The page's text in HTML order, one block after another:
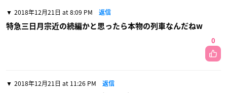
2018年12月21日 at 8:09 PM 返信
特急三日月宗近の続編かと思ったら本物の列車なんだねw
0
2018年12月21日 at 11:26 PM 返信